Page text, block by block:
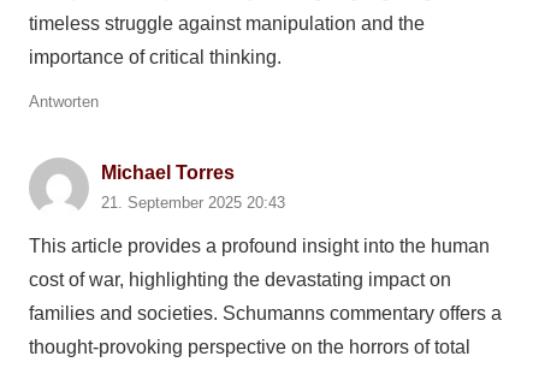
timeless struggle against manipulation and the
importance of critical thinking.
Antworten
Michael Torres
21. September 2025 20:43
This article provides a profound insight into the human
cost of war, highlighting the devastating impact on
families and societies. Schumanns commentary offers a
thought-provoking perspective on the horrors of total